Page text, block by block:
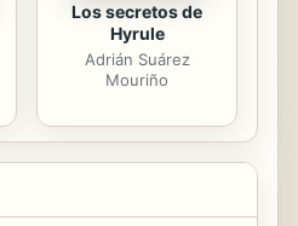
Los secretos de
Hyrule
Adrián Suárez
Mouriño